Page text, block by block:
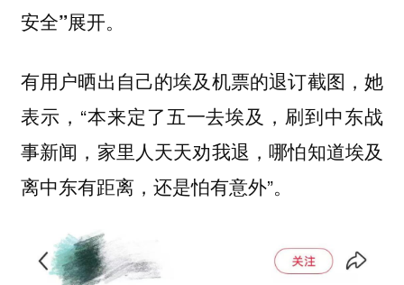
安全”展开。
有用户晒出自己的埃及机票的退订截图，她
表示，“本来定了五一去埃及，刷到中东战
事新闻，家里人天天劝我退，哪怕知道埃及
离中东有距离，还是怕有意外”。